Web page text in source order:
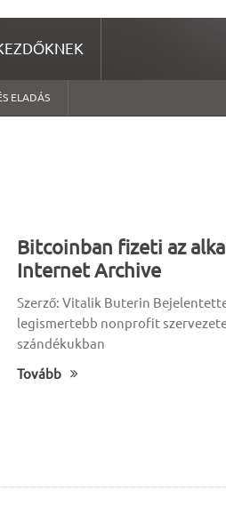
ELADÁS
Bitcoinban fizeti az
Internet Archive
Szerző: Vitalik Buterin
legismertebb nonprofit
szándékukban
Tovább